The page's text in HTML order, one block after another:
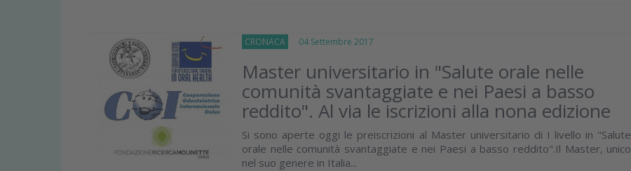
CRONACA 04 Settembre 2017
Master universitario in "Salute orale nelle
comunità svantaggiate e nei Paesi a basso
reddito". Al via le iscrizioni alla nona edizione
Si sono aperte oggi le preiscrizioni al Master universitario di I livello in "Salute
orale nelle comunità svantaggiate e nei Paesi a basso reddito".Il Master, unico
nel suo genere in Italia...